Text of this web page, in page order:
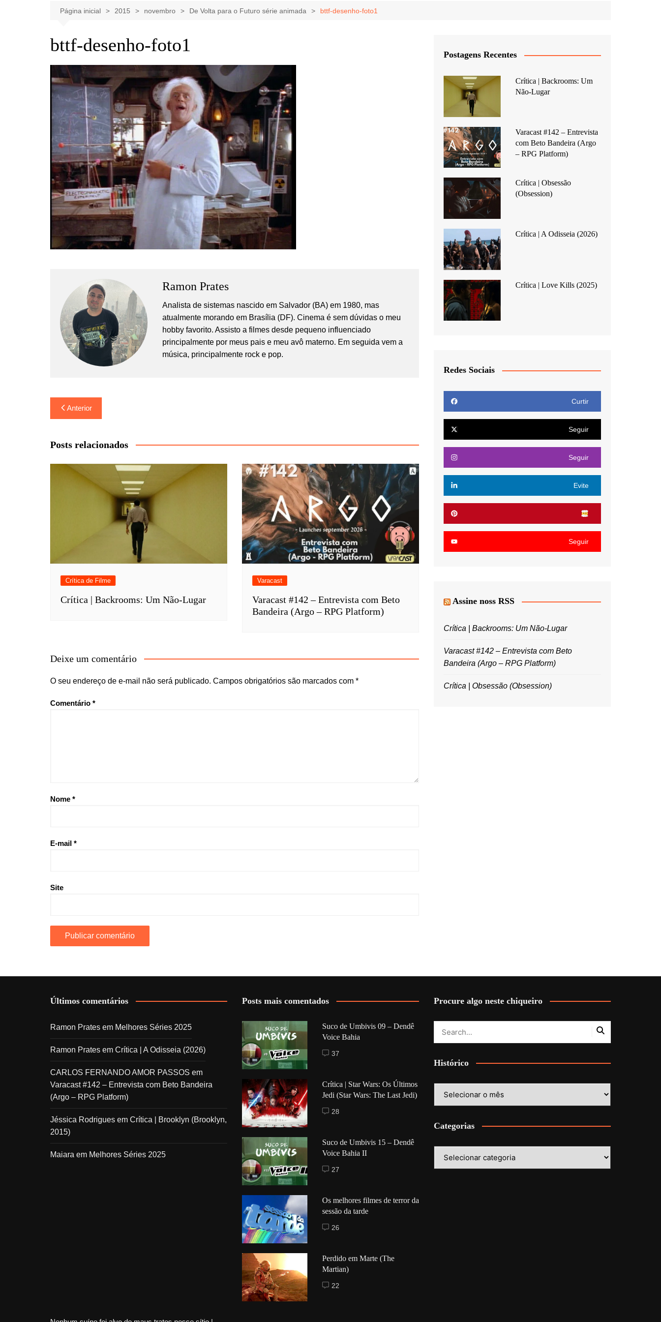
Celebridades
Música
Notícias
Clássicos
Livros
Game ReviewRadiola Torresmo
Tv
Página inicial 2015 novembro De Volta para o Futuro série animada bttf-desenho-foto1
bttf-desenho-foto1
Ramon Prates
Analista de sistemas nascido em Salvador (BA) em 1980, mas
atualmente morando em Brasília (DF). Cinema é sem dúvidas o meu
hobby favorito. Assisto a filmes desde pequeno influenciado
principalmente por meus pais e meu avô materno. Em seguida vem a
música, principalmente rock e pop.
Navegação
de
Post
Anterior
Posts relacionados
Crítica de Filme
Crítica | Backrooms: Um Não-Lugar
Varacast
Varacast #142 – Entrevista com Beto
Bandeira (Argo – RPG Platform)
Deixe um comentário
O seu endereço de e-mail não será publicado. Campos obrigatórios são marcados com *
Comentário *
Nome *
E-mail *
Site
Postagens Recentes
Crítica | Backrooms: Um
Não-Lugar
Varacast #142 – Entrevista
com Beto Bandeira (Argo
– RPG Platform)
Crítica | Obsessão
(Obsession)
Crítica | A Odisseia (2026)
Crítica | Love Kills (2025)
Redes Sociais
Curtir
Seguir
Seguir
Evite
Seguir
Assine noss RSS
Crítica | Backrooms: Um Não-Lugar
Varacast #142 – Entrevista com Beto
Bandeira (Argo – RPG Platform)
Crítica | Obsessão (Obsession)
Últimos comentários
Ramon Prates em Melhores Séries 2025
Ramon Prates em Crítica | A Odisseia (2026)
CARLOS FERNANDO AMOR PASSOS em
Varacast #142 – Entrevista com Beto Bandeira
(Argo – RPG Platform)
Jéssica Rodrigues em Crítica | Brooklyn (Brooklyn,
2015)
Maiara em Melhores Séries 2025
Posts mais comentados
Suco de Umbivis 09 – Dendê
Voice Bahia
37
Crítica | Star Wars: Os Últimos
Jedi (Star Wars: The Last Jedi)
28
Suco de Umbivis 15 – Dendê
Voice Bahia II
27
Os melhores filmes de terror da
sessão da tarde
26
Perdido em Marte (The
Martian)
22
Procure algo neste chiqueiro
Histórico
Categorias